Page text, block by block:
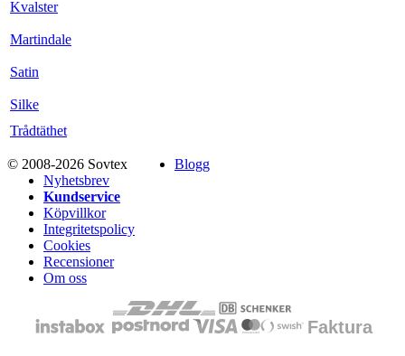
Kvalster
Martindale
Satin
Silke
Trådtäthet
© 2008-2026 Sovtex
Blogg
Nyhetsbrev
Kundservice
Köpvillkor
Integritetspolicy
Cookies
Recensioner
Om oss